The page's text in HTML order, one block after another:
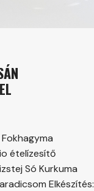
ételízesítő
Só Kurkuma
Elkészítés: